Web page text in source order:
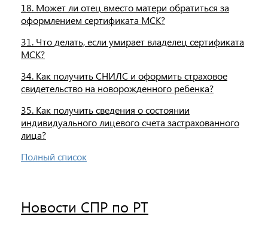
18. Может ли отец вместо матери обратиться за
оформлением сертификата МСК?
31. Что делать, если умирает владелец сертификата
МСК?
34. Как получить СНИЛС и оформить страховое
свидетельство на новорожденного ребенка?
35. Как получить сведения о состоянии
индивидуального лицевого счета застрахованного
лица?
Полный список
Новости СПР по РТ